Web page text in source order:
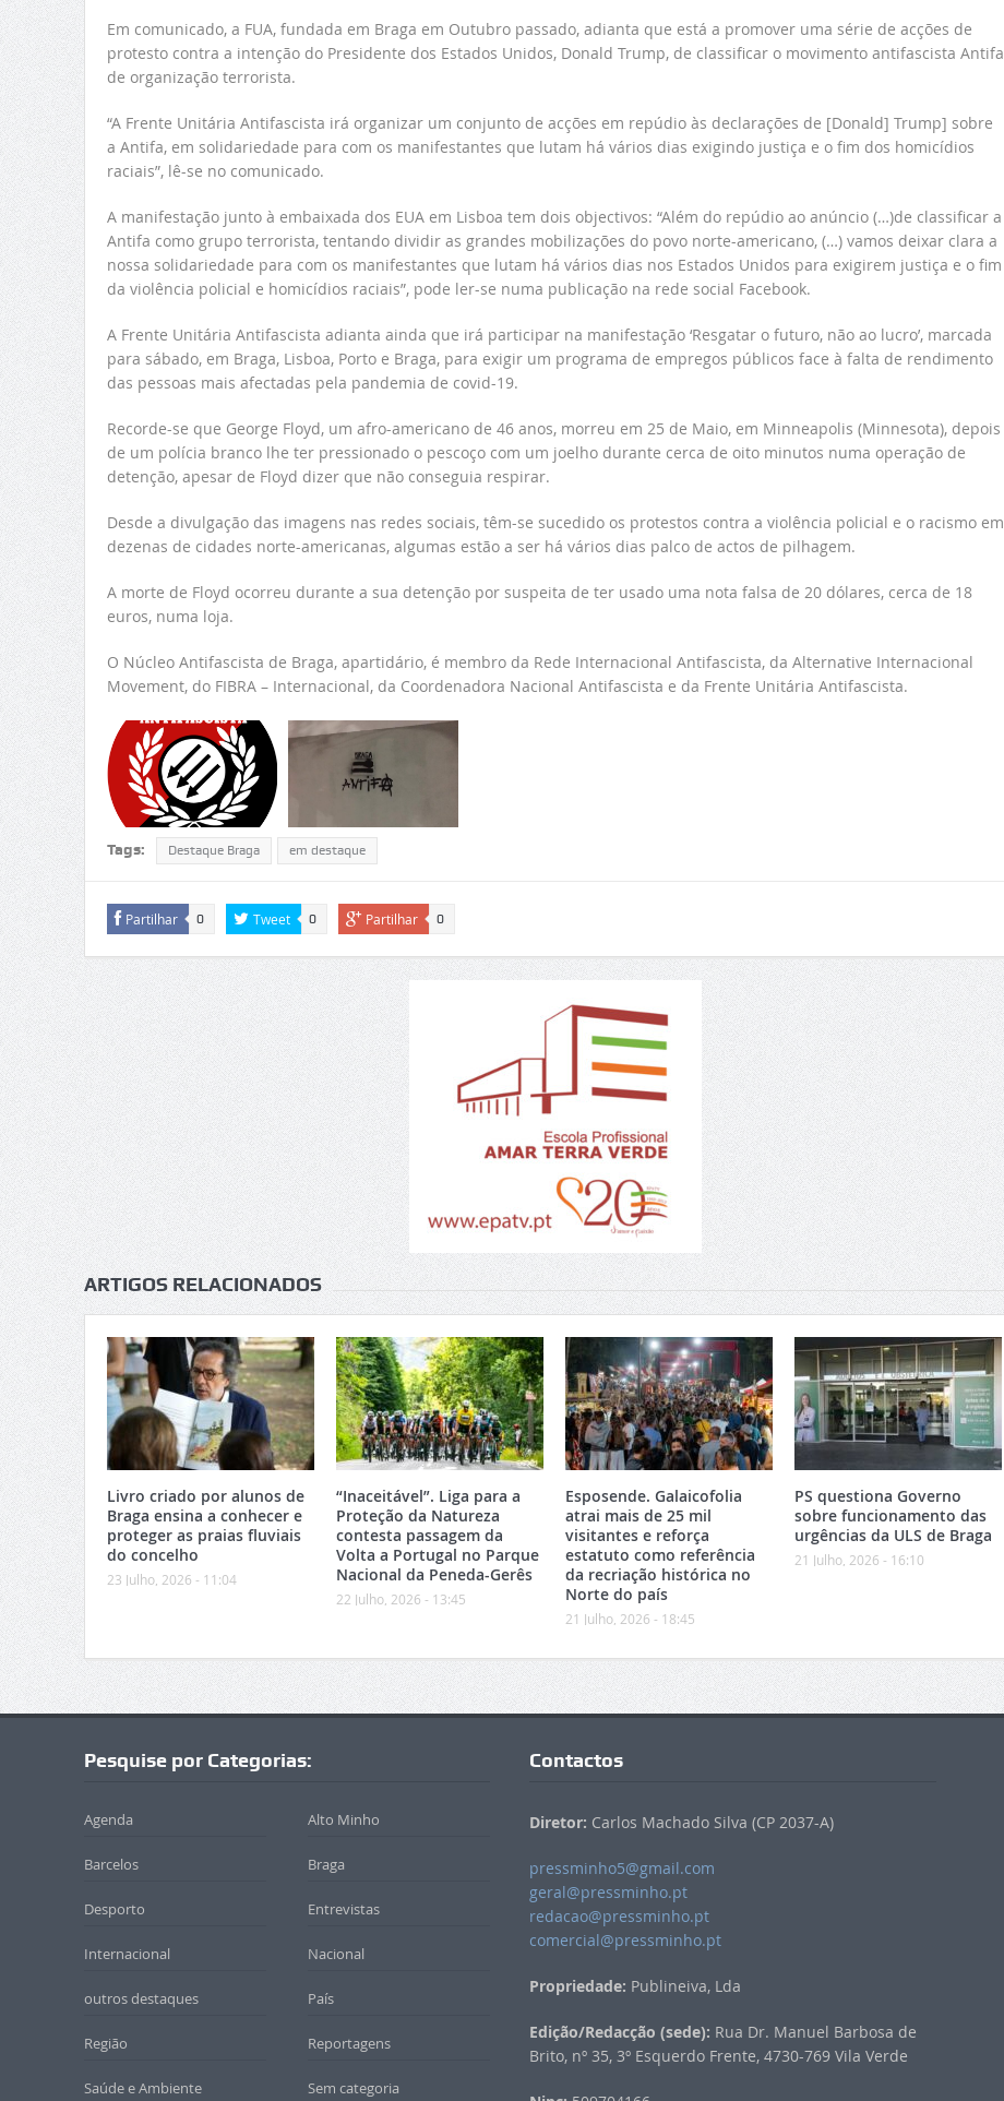
Em comunicado, a FUA, fundada em Braga em Outubro passado, adianta que está a promover uma série de acções de
protesto contra a intenção do Presidente dos Estados Unidos, Donald Trump, de classificar o movimento antifascista Antifa
de organização terrorista.
“A Frente Unitária Antifascista irá organizar um conjunto de acções em repúdio às declarações de [Donald] Trump] sobre
a Antifa, em solidariedade para com os manifestantes que lutam há vários dias exigindo justiça e o fim dos homicídios
raciais”, lê-se no comunicado.
A manifestação junto à embaixada dos EUA em Lisboa tem dois objectivos: “Além do repúdio ao anúncio (…)de classificar a
Antifa como grupo terrorista, tentando dividir as grandes mobilizações do povo norte-americano, (…) vamos deixar clara a
nossa solidariedade para com os manifestantes que lutam há vários dias nos Estados Unidos para exigirem justiça e o fim
da violência policial e homicídios raciais”, pode ler-se numa publicação na rede social Facebook.
A Frente Unitária Antifascista adianta ainda que irá participar na manifestação ‘Resgatar o futuro, não ao lucro’, marcada
para sábado, em Braga, Lisboa, Porto e Braga, para exigir um programa de empregos públicos face à falta de rendimento
das pessoas mais afectadas pela pandemia de covid-19.
Recorde-se que George Floyd, um afro-americano de 46 anos, morreu em 25 de Maio, em Minneapolis (Minnesota), depois
de um polícia branco lhe ter pressionado o pescoço com um joelho durante cerca de oito minutos numa operação de
detenção, apesar de Floyd dizer que não conseguia respirar.
Desde a divulgação das imagens nas redes sociais, têm-se sucedido os protestos contra a violência policial e o racismo em
dezenas de cidades norte-americanas, algumas estão a ser há vários dias palco de actos de pilhagem.
A morte de Floyd ocorreu durante a sua detenção por suspeita de ter usado uma nota falsa de 20 dólares, cerca de 18
euros, numa loja.
O Núcleo Antifascista de Braga, apartidário, é membro da Rede Internacional Antifascista, da Alternative Internacional
Movement, do FIBRA – Internacional, da Coordenadora Nacional Antifascista e da Frente Unitária Antifascista.
Tags: Destaque Braga em destaque
Partilhar 0 Tweet 0 Partilhar 0
ARTIGOS RELACIONADOS
Livro criado por alunos de
Braga ensina a conhecer e
proteger as praias fluviais
do concelho
23 Julho, 2026 - 11:04
“Inaceitável”. Liga para a
Proteção da Natureza
contesta passagem da
Volta a Portugal no Parque
Nacional da Peneda-Gerês
22 Julho, 2026 - 13:45
Esposende. Galaicofolia
atrai mais de 25 mil
visitantes e reforça
estatuto como referência
da recriação histórica no
Norte do país
21 Julho, 2026 - 18:45
PS questiona Governo
sobre funcionamento das
urgências da ULS de Braga
21 Julho, 2026 - 16:10
Pesquise por Categorias:
Agenda Alto Minho
Barcelos Braga
Desporto Entrevistas
Internacional Nacional
outros destaques País
Região Reportagens
Saúde e Ambiente Sem categoria
Contactos
Diretor: Carlos Machado Silva (CP 2037-A)
pressminho5@gmail.com
geral@pressminho.pt
redacao@pressminho.pt
comercial@pressminho.pt
Propriedade: Publineiva, Lda
Edição/Redacção (sede): Rua Dr. Manuel Barbosa de
Brito, nº 35, 3º Esquerdo Frente, 4730-769 Vila Verde